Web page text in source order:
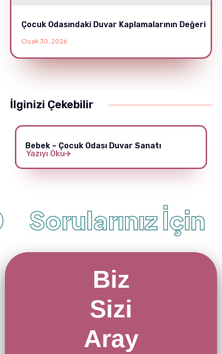
Çocuk Odasındaki Duvar Kaplamalarının Değeri
Ocak 30, 2026
İlginizi Çekebilir
Bebek – Çocuk Odası Duvar Sanatı
Yazıyı Oku
Sorularınız İçin
Biz
Sizi
Aray